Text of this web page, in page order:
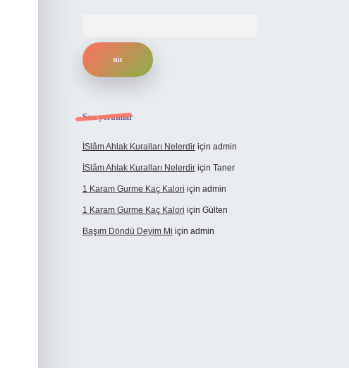
Son yorumlar
İSlâm Ahlak Kuralları Nelerdiriçin admin
İSlâm Ahlak Kuralları Nelerdiriçin Taner
1 Karam Gurme Kaç Kalori için admin
1 Karam Gurme Kaç Kalori için Gülten
Başım Döndü Deyim Mi için admin